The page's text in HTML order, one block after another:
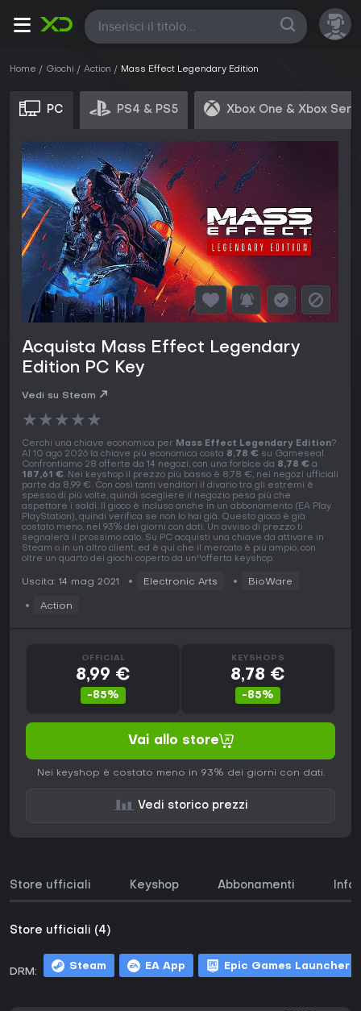
Tutte
Home Giochi Action Mass Effect Legendary Edition
PC PS4 & PS5 Xbox One & Xbox
Acquista Mass Effect Legendary
Edition PC Key
Vedi su Steam
★★★★★
Cerchi una chiave economica per Mass Effect Legendary Edition?
Al 10 ago 2026 la chiave più economica costa 8,78 € su Gameseal.
Confrontiamo 28 offerte da 14 negozi, con una forbice da 8,78 € a
187,61 €. Nei keyshop il prezzo più basso è 8,78 €, nei negozi ufficiali
parte da 8,99 €. Con così tanti venditori il divario tra gli estremi è
spesso di più volte, quindi scegliere il negozio pesa più che
aspettare i saldi. Il gioco è incluso anche in un abbonamento (EA Play
PlayStation), quindi verifica se non lo hai già. Questo gioco è già
costato meno, nel 93% dei giorni con dati. Un avviso di prezzo ti
segnalerà il prossimo calo. Su PC acquisti una chiave da attivare in
Steam o in un altro client, ed è qui che il mercato è più ampio, con
oltre un quarto dei giochi coperto da un''offerta keyshop.
Uscita: 14 mag 2021 Electronic Arts BioWare
Action
OFFICIAL
8,99 €
-85%
KEYSHOPS
8,78 €
-85%
Vai allo store
Nei keyshop è costato meno in 93% dei giorni con dati.
Vedi storico prezzi
Store ufficiali Keyshop Abbonamenti
Store ufficiali (4)
DRM: Steam EA App Epic Games Launcher